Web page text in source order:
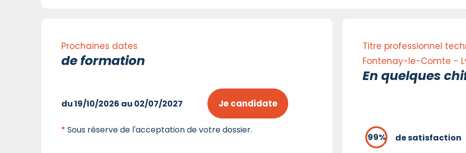
Prochaines dates
de formation
du 19/10/2026 au 02/07/2027 Je candidate
* Sous réserve de l'acceptation de votre dossier.
Titre professionnel
Fontenay-le-Comte -
En quelques
de satisfaction